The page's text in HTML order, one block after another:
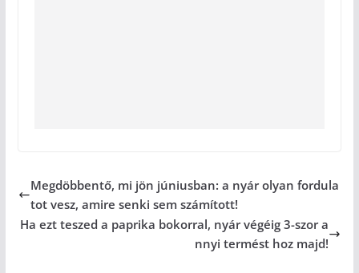
Megdöbbentő, mi jön júniusban: a nyár olyan fordula
tot vesz, amire senki sem számított!
Ha ezt teszed a paprika bokorral, nyár végéig 3-szor a
nnyi termést hoz majd!